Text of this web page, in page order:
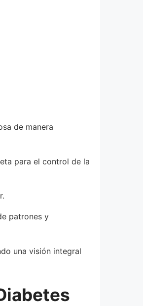
de manera
para el control de la
patrones y
una visión integral